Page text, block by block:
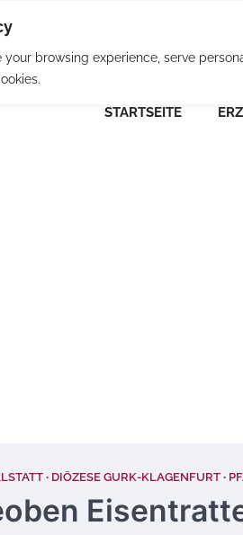
browsing experience, serve
STARTSEITE
DIÖZESE GURK-KLAGENFURT